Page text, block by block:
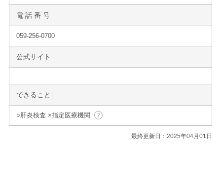
電 話 番 号
059-256-0700
公式サイト
できること
○肝炎検査 ×指定医療機関
最終更新日：2025年04月01日